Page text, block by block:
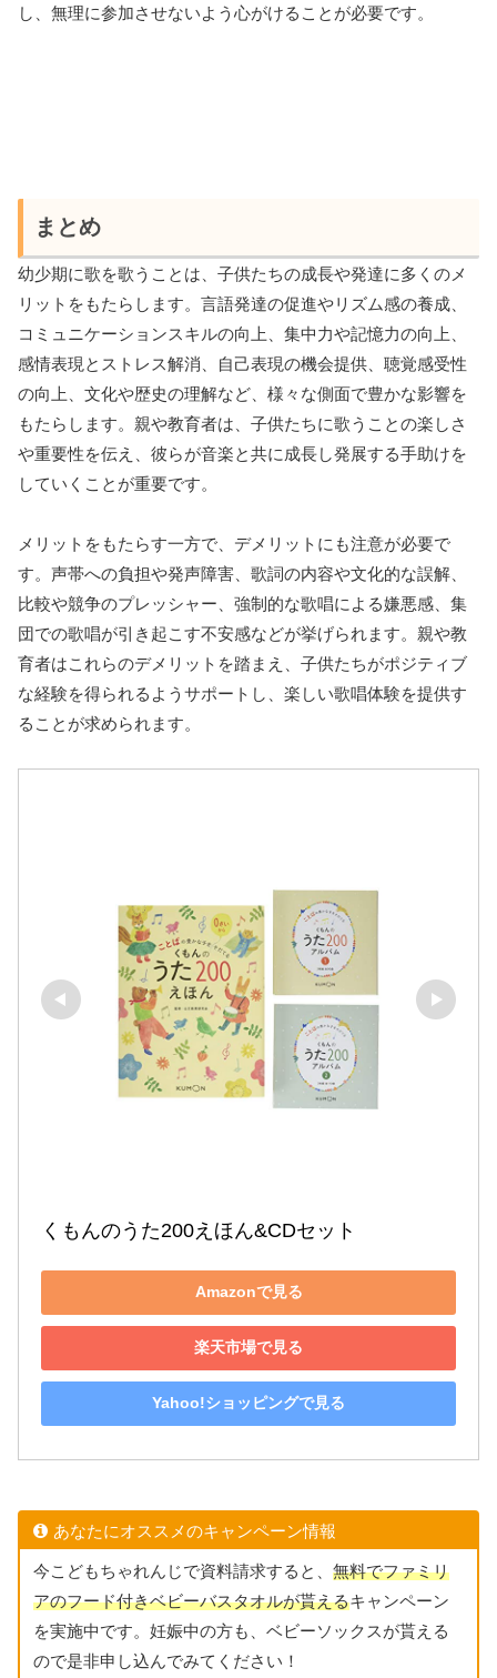
し、無理に参加させないよう心がけることが必要です。
まとめ
幼少期に歌を歌うことは、子供たちの成長や発達に多くのメ
リットをもたらします。言語発達の促進やリズム感の養成、
コミュニケーションスキルの向上、集中力や記憶力の向上、
感情表現とストレス解消、自己表現の機会提供、聴覚感受性
の向上、文化や歴史の理解など、様々な側面で豊かな影響を
もたらします。親や教育者は、子供たちに歌うことの楽しさ
や重要性を伝え、彼らが音楽と共に成長し発展する手助けを
していくことが重要です。
メリットをもたらす一方で、デメリットにも注意が必要で
す。声帯への負担や発声障害、歌詞の内容や文化的な誤解、
比較や競争のプレッシャー、強制的な歌唱による嫌悪感、集
団での歌唱が引き起こす不安感などが挙げられます。親や教
育者はこれらのデメリットを踏まえ、子供たちがポジティブ
な経験を得られるようサポートし、楽しい歌唱体験を提供す
ることが求められます。
くもんのうた200えほん&CDセット
Amazonで見る
楽天市場で見る
Yahoo!ショッピングで見る
あなたにオススメのキャンペーン情報
今こどもちゃれんじで資料請求すると、 無料でファミリ
アのフード付きベビーバスタオルが貰えるキャンペーン
を実施中です。妊娠中の方も、ベビーソックスが貰える
ので是非申し込んでみてください！